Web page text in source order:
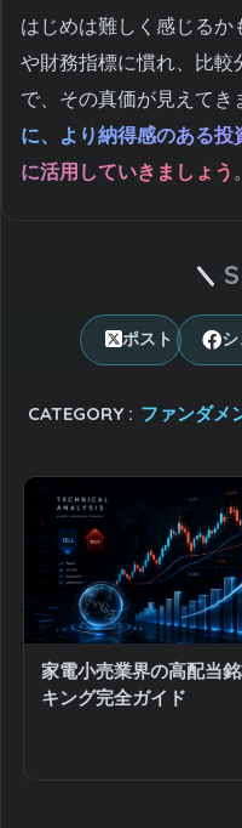
はじめは難しく感じる
や財務指標に慣れ、比較
で、その真価が見えてき
に、より納得感のある投
に活用していきましょう 。
ポスト シ
CATEGORY : ファンダメ
家電小売業界の高配当
キング完全ガイド